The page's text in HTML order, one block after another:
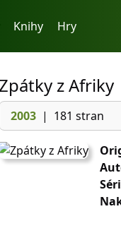
Knihy Hry
Zpátky z Afriky
2003 | 181 stran